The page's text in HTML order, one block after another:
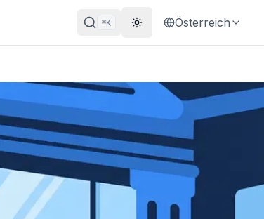
⌘K Theme wechseln
Österreich